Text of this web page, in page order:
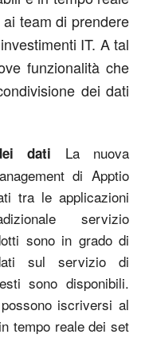
team di prendere
IT. A tal
funzionalità che
dei dati
dati La nuova
di Apptio
tra le applicazioni
servizio
sono in grado di
sul servizio di
sono disponibili.
iscriversi al
tempo reale dei set